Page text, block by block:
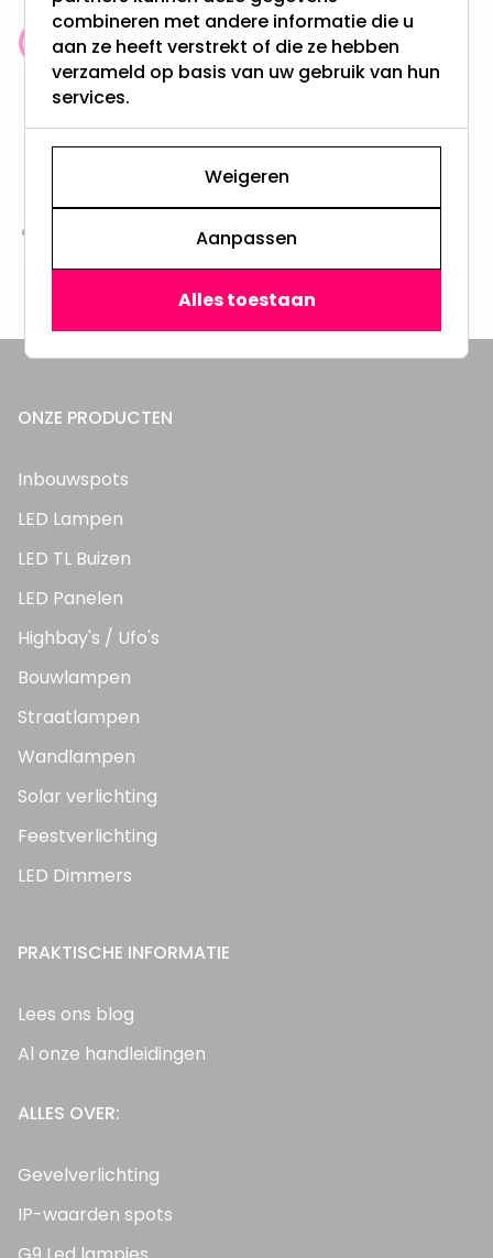
Klantenbeoordeling: 9.4/10
meer dan 100.000 klanten gingen u voor
& 100 dagen recht op retour
Altijd uit eigen voorraad
3000m2 - 60.000+ Producten
ONZE PRODUCTEN
Inbouwspots
LED Lampen
LED TL Buizen
LED Panelen
Highbay's / Ufo's
Bouwlampen
Straatlampen
Wandlampen
Solar verlichting
Feestverlichting
LED Dimmers
PRAKTISCHE INFORMATIE
Lees ons blog
Al onze handleidingen
ALLES OVER:
Gevelverlichting
IP-waarden spots
combineren met andere informatie die u
aan ze heeft verstrekt of die ze hebben
verzameld op basis van uw gebruik van hun
services.
Weigeren
Aanpassen
Alles toestaan